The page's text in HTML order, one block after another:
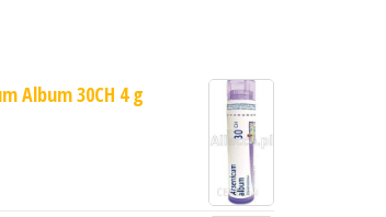
Album 30CH 4 g